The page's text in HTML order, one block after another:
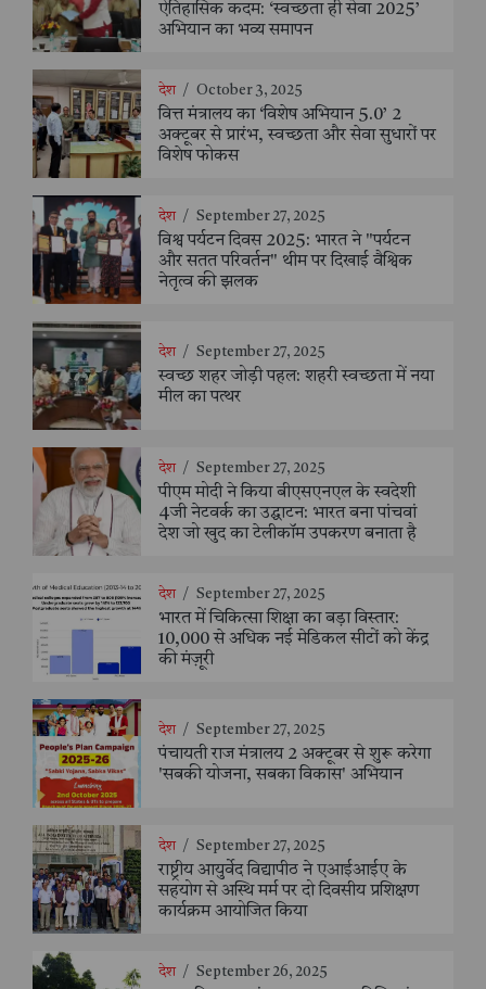
ऐतिहासिक कदम: ‘स्वच्छता ही सेवा 2025’
अभियान का भव्य समापन
देश / October 3, 2025
वित्त मंत्रालय का ‘विशेष अभियान 5.0’ 2
अक्टूबर से प्रारंभ, स्वच्छता और सेवा सुधारों पर
विशेष फोकस
देश / September 27, 2025
विश्व पर्यटन दिवस 2025: भारत ने "पर्यटन
और सतत परिवर्तन" थीम पर दिखाई वैश्विक
नेतृत्व की झलक
देश / September 27, 2025
स्वच्छ शहर जोड़ी पहल: शहरी स्वच्छता में नया
मील का पत्थर
देश / September 27, 2025
पीएम मोदी ने किया बीएसएनएल के स्वदेशी
4जी नेटवर्क का उद्घाटन: भारत बना पांचवां
देश जो खुद का टेलीकॉम उपकरण बनाता है
देश / September 27, 2025
भारत में चिकित्सा शिक्षा का बड़ा विस्तार:
10,000 से अधिक नई मेडिकल सीटों को केंद्र
की मंज़ूरी
देश / September 27, 2025
पंचायती राज मंत्रालय 2 अक्टूबर से शुरू करेगा
'सबकी योजना, सबका विकास' अभियान
देश / September 27, 2025
राष्ट्रीय आयुर्वेद विद्यापीठ ने एआईआईए के
सहयोग से अस्थि मर्म पर दो दिवसीय प्रशिक्षण
कार्यक्रम आयोजित किया
देश / September 26, 2025